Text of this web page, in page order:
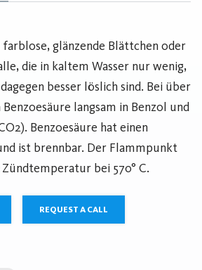
glänzende Blättchen oder
die in kaltem Wasser nur wenig,
besser löslich sind. Bei über
langsam in Benzol und
Benzoesäure hat einen
ist brennbar. Der Flammpunkt
bei 570° C.
REQUEST A CALL